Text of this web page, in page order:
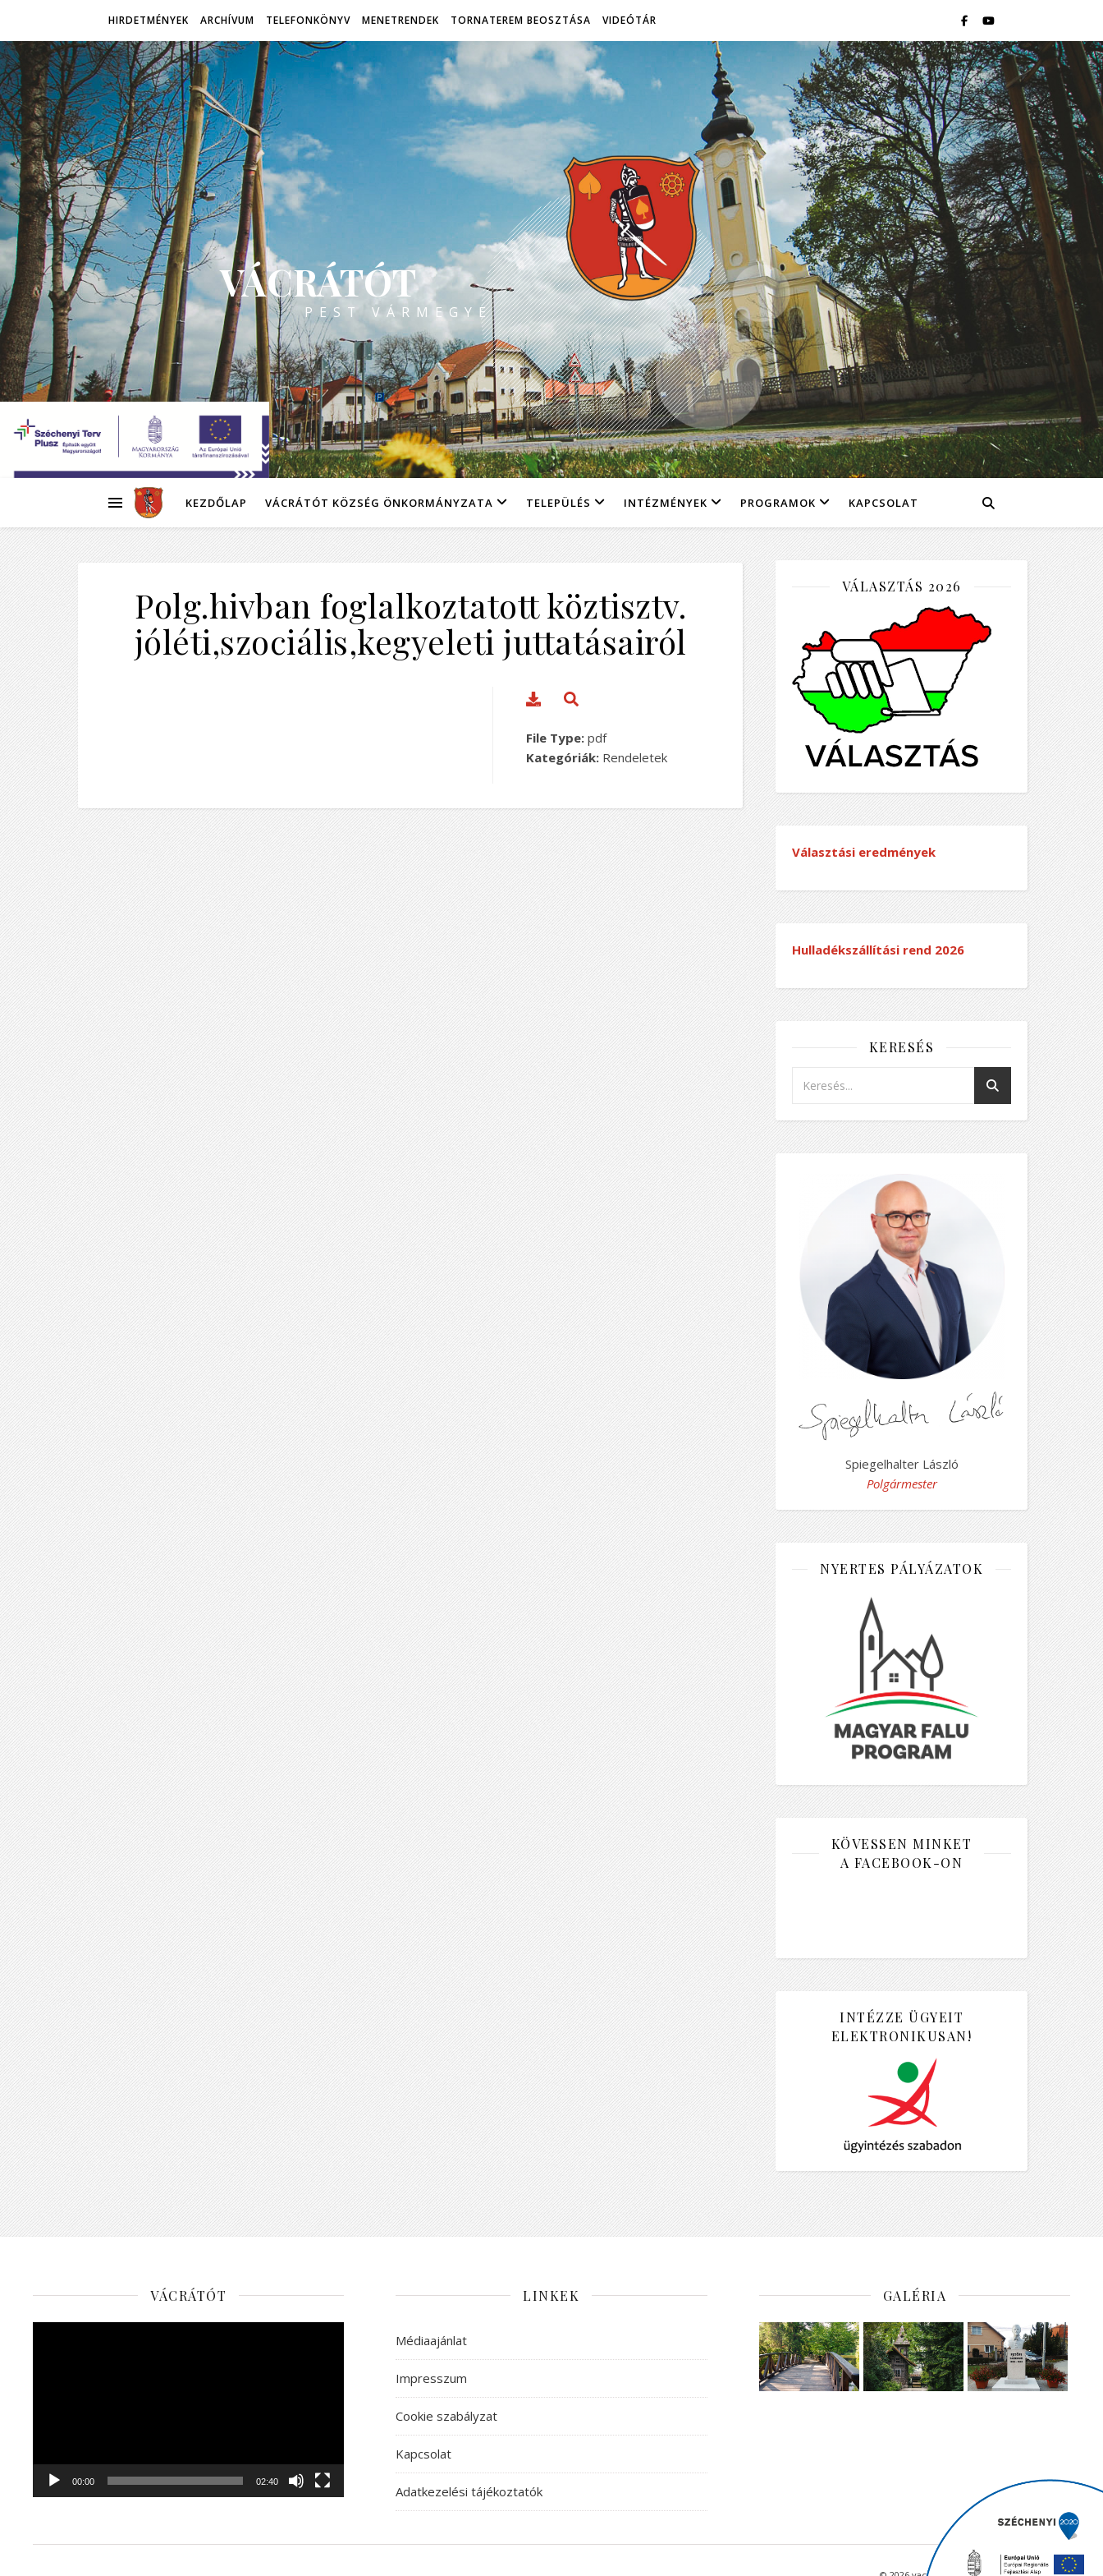
HIRDETMÉNYEK ARCHÍVUM TELEFONKÖNYV MENETRENDEK TORNATEREM BEOSZTÁSA VIDEÓTÁR
VÁCRÁTÓT
PEST VÁRMEGYE
KEZDŐLAP VÁCRÁTÓT KÖZSÉG ÖNKORMÁNYZATA TELEPÜLÉS INTÉZMÉNYEK PROGRAMOK KAPCSOLAT
Polg.hivban foglalkoztatott köztisztv.
jóléti,szociális,kegyeleti juttatásairól
File Type: pdf
Kategóriák:Rendeletek
VÁLASZTÁS 2026
Választási eredmények
Hulladékszállítási rend 2026
KERESÉS
Spiegelhalter László
Polgármester
NYERTES PÁLYÁZATOK
KÖVESSEN MINKET
A FACEBOOK-ON
INTÉZZE ÜGYEIT
ELEKTRONIKUSAN!
VÁCRÁTÓT
00:00 02:40
LINKEK
Médiaajánlat
Impresszum
Cookie szabályzat
Kapcsolat
Adatkezelési tájékoztatók
GALÉRIA